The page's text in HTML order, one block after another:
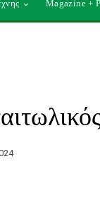
Magazine +